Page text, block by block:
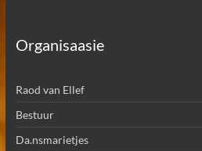
Organisaasie
Raod van Ellef
Bestuur
Da.nsmarietjes